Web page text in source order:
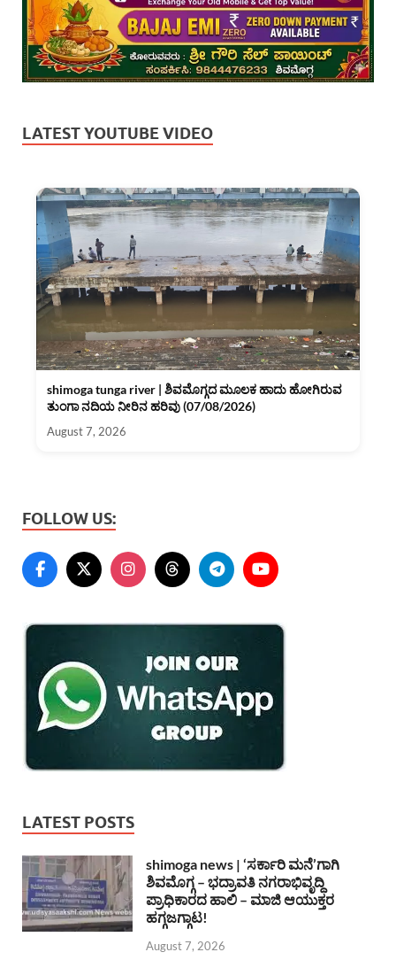
LATEST YOUTUBE VIDEO
shimoga tunga river | ಶಿವಮೊಗ್ಗದ ಮೂಲಕ ಹಾದು ಹೋಗಿರುವ
ತುಂಗಾ ನದಿಯ ನೀರಿನ ಹರಿವು (07/08/2026)
August 7, 2026
FOLLOW US:
LATEST POSTS
shimoga news | ‘ಸರ್ಕಾರಿ ಮನೆ’ಗಾಗಿ
ಶಿವಮೊಗ್ಗ – ಭದ್ರಾವತಿ ನಗರಾಭಿವೃದ್ದಿ
ಪ್ರಾಧಿಕಾರದ ಹಾಲಿ – ಮಾಜಿ ಆಯುಕ್ತರ
ಹಗ್ಗಜಗ್ಗಾಟ!
August 7, 2026